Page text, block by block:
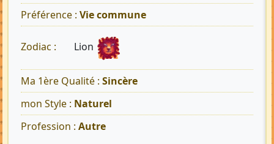
Préférence : Vie commune
Zodiac : Lion
Ma 1ère Qualité : Sincère
mon Style : Naturel
Profession : Autre